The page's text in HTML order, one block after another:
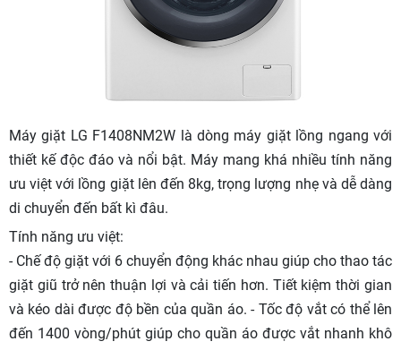
Máy giặt LG F1408NM2W là dòng máy giặt lồng ngang với
thiết kế độc đáo và nổi bật. Máy mang khá nhiều tính năng
ưu việt với lồng giặt lên đến 8kg, trọng lượng nhẹ và dễ dàng
di chuyển đến bất kì đâu.
Tính năng ưu việt:
- Chế độ giặt với 6 chuyển động khác nhau giúp cho thao tác
giặt giũ trở nên thuận lợi và cải tiến hơn. Tiết kiệm thời gian
và kéo dài được độ bền của quần áo. - Tốc độ vắt có thể lên
đến 1400 vòng/phút giúp cho quần áo được vắt nhanh khô